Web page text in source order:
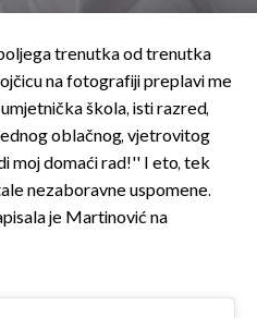
trenutka od trenutka
na fotografiji preplavi me
škola, isti razred,
oblačnog, vjetrovitog
moj domaći rad!'' I eto, tek
nezaboravne uspomene.
je Martinović na